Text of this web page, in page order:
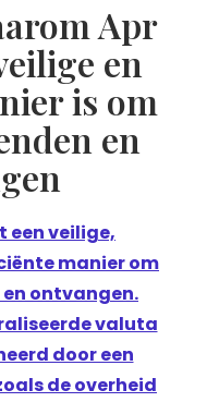
Apr
en
is om
en
een veilige,
manier om
ontvangen.
valuta
door een
de overheid